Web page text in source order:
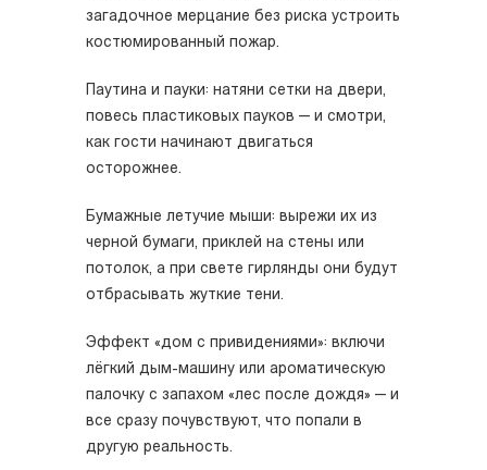
загадочное мерцание без риска устроить
костюмированный пожар.
Паутина и пауки: натяни сетки на двери,
повесь пластиковых пауков — и смотри,
как гости начинают двигаться
осторожнее.
Бумажные летучие мыши: вырежи их из
черной бумаги, приклей на стены или
потолок, а при свете гирлянды они будут
отбрасывать жуткие тени.
Эффект «дом с привидениями»: включи
лёгкий дым-машину или ароматическую
палочку с запахом «лес после дождя» — и
все сразу почувствуют, что попали в
другую реальность.